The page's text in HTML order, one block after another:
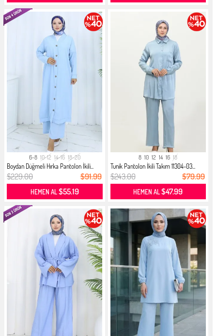
6-8 10-12 14-16 18-20
Boydan Düğmeli Hırka Pantolon İkili...
$229.00 $91.99
HEMEN AL$55.19
8 10 12 14 16 18
Tunik Pantolon İkili Takım 11304-03...
$243.00 $79.99
HEMEN AL$47.99